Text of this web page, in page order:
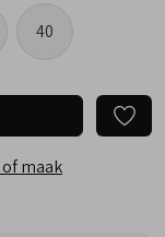
40
maak